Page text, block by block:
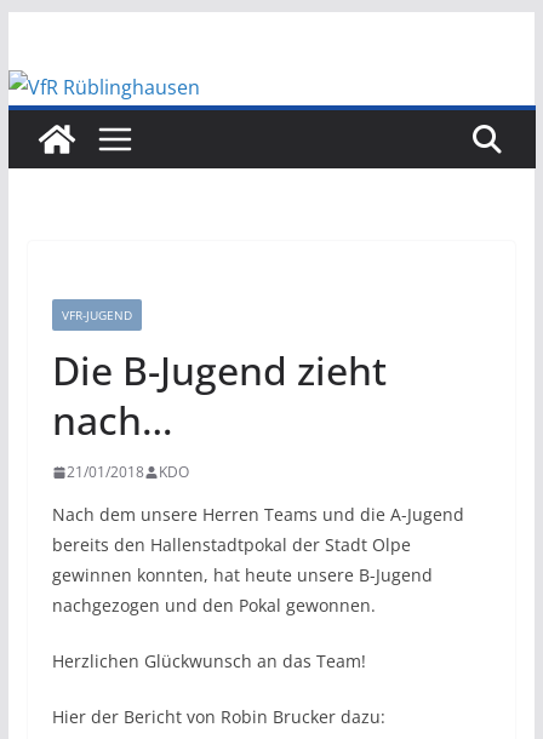
springen
VFR-JUGEND
Die B-Jugend zieht
nach…
21/01/2018 KDO
Nach dem unsere Herren Teams und die A-Jugend
bereits den Hallenstadtpokal der Stadt Olpe
gewinnen konnten, hat heute unsere B-Jugend
nachgezogen und den Pokal gewonnen.
Herzlichen Glückwunsch an das Team!
Hier der Bericht von Robin Brucker dazu: